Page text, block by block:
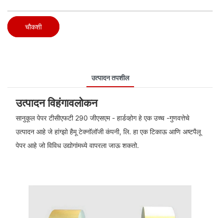
चौकशी
उत्पादन तपशील
उत्पादन विहंगावलोकन
सानुकूल पेपर टीसीएफटी 290 जीएसएम - हार्डव्होग हे एक उच्च -गुणवत्तेचे
उत्पादन आहे जे हांग्झो हैमू टेक्नॉलॉजी कंपनी, लि. हा एक टिकाऊ आणि अष्टपैलू
पेपर आहे जो विविध उद्योगांमध्ये वापरला जाऊ शकतो.